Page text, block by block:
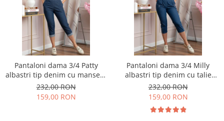
Pantaloni dama 3/4 Patty
albastri tip denim cu manseta
reglabila si talie elastica
232,00 RON
159,00 RON
Pantaloni dama 3/4 Milly
albastri tip denim cu talie
elastica si buzunare
232,00 RON
159,00 RON